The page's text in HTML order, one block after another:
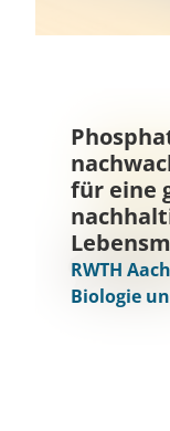
für eine
RWTH
Biologie